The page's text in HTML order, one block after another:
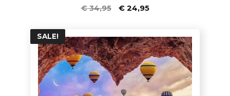
4.25
von 5
€34,95 €24,95
SALE!